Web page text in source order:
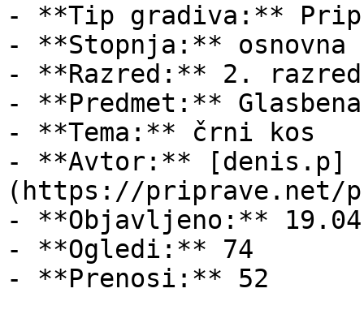
- **Tip gradiva:**
- **Stopnja:** osnovna
- **Razred:** 2. razred
- **Predmet:**
- **Tema:** črni kos
- **Avtor:** [denis.p]
(https://priprave.net/
- **Objavljeno:**
- **Ogledi:** 74
- **Prenosi:** 52